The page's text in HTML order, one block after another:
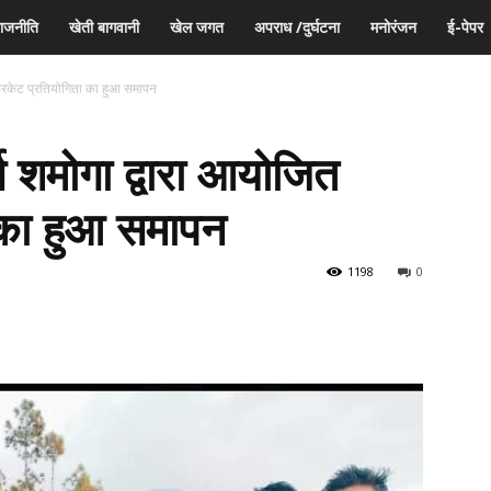
खेती बागवानी खेल जगत अपराध /दुर्घटना मनोरंजन ई-पेपर
प्रतियोगिता का हुआ समापन
द्वारा आयोजित
हुआ समापन
0
1198